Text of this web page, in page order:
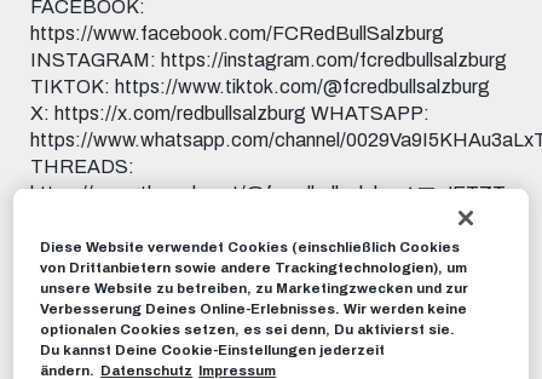
FACEBOOK:
https://www.facebook.com/FCRedBullSalzburg
INSTAGRAM: https://instagram.com/fcredbullsalzburg
TIKTOK: https://www.tiktok.com/@fcredbullsalzburg
X: https://x.com/redbullsalzburg WHATSAPP:
https://www.whatsapp.com/channel/
THREADS:
https://www.threads.net/@fcredbullsalzburg 🎟️ JETZT
https://www.redbullsalzburg.at/tickets 🎒 FANSHOP:
https://www.redbullshop.com/de-int/rb-salzburg/
RBS-TV 19. MAI 2026
Diese Website verwendet Cookies (einschließlich Cookies
von Drittanbietern sowie andere Trackingtechnologien), um
unsere Website zu betreiben, zu Marketingzwecken und zur
Verbesserung Deines Online-Erlebnisses. Wir werden keine
optionalen Cookies setzen, es sei denn, Du aktivierst sie.
Du kannst Deine Cookie-Einstellungen jederzeit
ändern. Datenschutz Impressum